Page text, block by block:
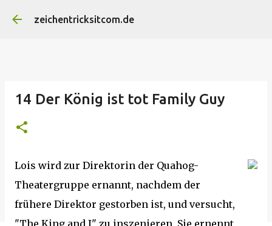
zeichentricksitcom.de
14 Der König ist tot Family Guy
Lois wird zur Direktorin der Quahog-
Theatergruppe ernannt, nachdem der
frühere Direktor gestorben ist, und versucht,
"The King and I" zu inszenieren. Sie ernennt